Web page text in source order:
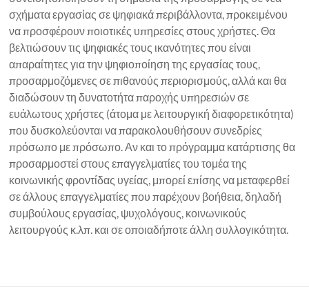
σχήματα εργασίας σε ψηφιακά περιβάλλοντα, προκειμένου
να προσφέρουν ποιοτικές υπηρεσίες στους χρήστες. Θα
βελτιώσουν τις ψηφιακές τους ικανότητες που είναι
απαραίτητες για την ψηφιοποίηση της εργασίας τους,
προσαρμοζόμενες σε πιθανούς περιορισμούς, αλλά και θα
διαδώσουν τη δυνατοτήτα παροχής υπηρεσιών σε
ευάλωτους χρήστες (άτομα με λειτουργική διαφορετικότητα)
που δυσκολεύονται να παρακολουθήσουν συνεδρίες
πρόσωπο με πρόσωπο. Αν και το πρόγραμμα κατάρτισης θα
προσαρμοστεί στους επαγγελματίες του τομέα της
κοινωνικής φροντίδας υγείας, μπορεί επίσης να μεταφερθεί
σε άλλους επαγγελματίες που παρέχουν βοήθεια, δηλαδή
συμβούλους εργασίας, ψυχολόγους, κοινωνικούς
λειτουργούς κ.λπ. και σε οποιαδήποτε άλλη συλλογικότητα.